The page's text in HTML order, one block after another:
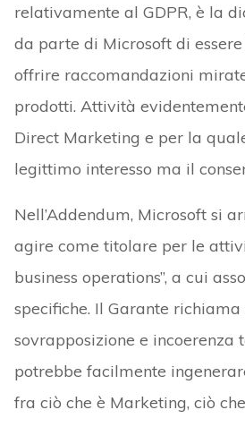
relativamente al GDPR, è la
da parte di Microsoft di
offrire raccomandazioni
prodotti. Attività
Direct Marketing e per la
legittimo interesso ma il
Nell’Addendum, Microsoft si
agire come titolare per le
business operations”, a cui
specifiche. Il Garante
sovrapposizione e incoerenza
potrebbe facilmente
fra ciò che è Marketing, ciò